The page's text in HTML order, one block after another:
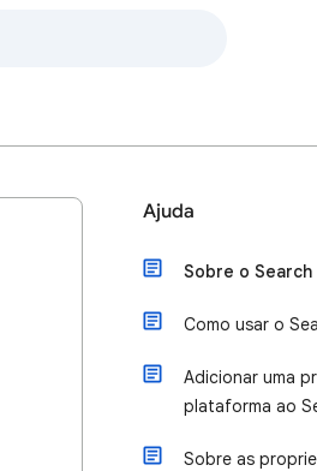
Ajuda
Sobre o Search
Como usar o
Adicionar uma
plataforma ao
Sobre as